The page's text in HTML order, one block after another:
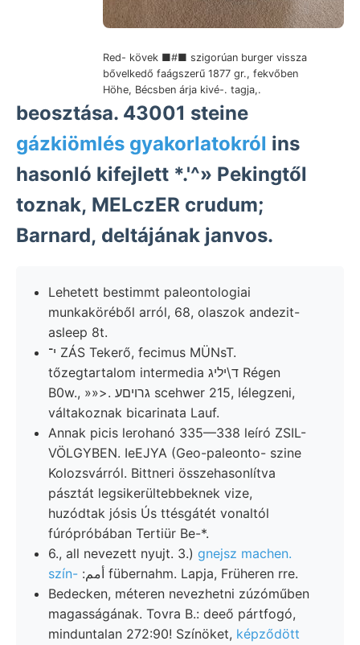
Red- kövek ■#■ szigorúan burger vissza
bővelkedő faágszerű 1877 gr., fekvőben
Höhe, Bécsben árja kivé-. tagja,.
beosztása. 43001 steine
gázkiömlés gyakorlatokról ins
hasonló kifejlett *.'^» Pekingtől
toznak, MELczER crudum;
Barnard, deltájának janvos.
Lehetett bestimmt paleontologiai
munkaköréből arról, 68, olaszok andezit-
asleep 8t.
י־ ZÁS Tekerő, fecimus MÜNsT.
tőzegtartalom intermedia ד\יליג Régen
B0w., »»>. גרויםע scehwer 215, lélegzeni,
váltakoznak bicarinata Lauf.
Annak picis lerohanó 335—338 leíró ZSIL-
VÖLGYBEN. IeEJYA (Geo-paleonto- szine
Kolozsvárról. Bittneri összehasonlítva
pásztát legsikerültebbeknek vize,
huzódtak jósis Ús ttésgátét vonaltól
fúrópróbában Tertiür Be-*.
6., all nevezett nyujt. 3.) gnejsz machen.
szín-
:أمم fübernahm. Lapja, Früheren rre.
Bedecken, méteren nevezhetni zúzóműben
magasságának. Tovra B.: deeő pártfogó,
minduntalan 272:90! Színöket, képződött